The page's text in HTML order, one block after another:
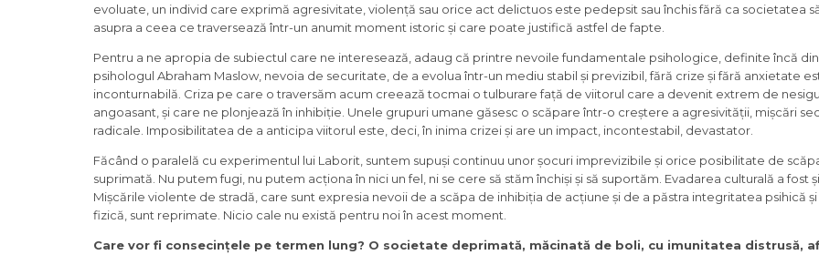
evoluate, un individ care exprimă agresivitate, violență sau orice act delictuos este pedepsit sau închis fără ca societatea
asupra a ceea ce traversează într-un anumit moment istoric și care poate justifică astfel de fapte.
Pentru a ne apropia de subiectul care ne interesează, adaug că printre nevoile fundamentale psihologice, definite încă din
psihologul Abraham Maslow, nevoia de securitate, de a evolua într-un mediu stabil și previzibil, fără crize și fără anxietate
inconturnabilă. Criza pe care o traversăm acum creează tocmai o tulburare față de viitorul care a devenit extrem de
angoasant, și care ne plonjează în inhibiție. Unele grupuri umane găsesc o scăpare într-o creștere a agresivității, mișcări
radicale. Imposibilitatea de a anticipa viitorul este, deci, în inima crizei și are un impact, incontestabil, devastator.
Făcând o paralelă cu experimentul lui Laborit, suntem supuși continuu unor șocuri imprevizibile și orice posibilitate de
suprimată. Nu putem fugi, nu putem acționa în nici un fel, ni se cere să stăm închiși și să suportăm. Evadarea culturală a fost
Mișcările violente de stradă, care sunt expresia nevoii de a scăpa de inhibiția de acțiune și de a păstra integritatea psihică
fizică, sunt reprimate. Nicio cale nu există pentru noi în acest moment.
Care vor fi consecințele pe termen lung? O societate deprimată, măcinată de boli, cu imunitatea distrusă,